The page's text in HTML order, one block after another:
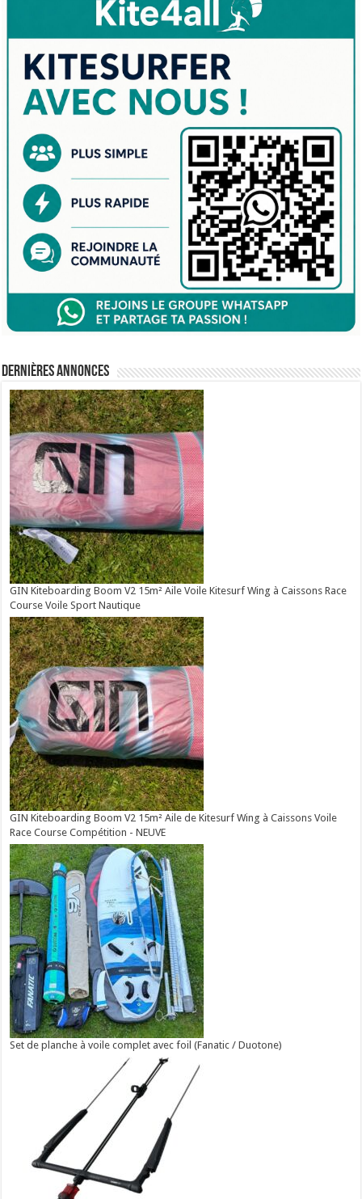
Dernières annonces
GIN Kiteboarding Boom V2 15m² Aile Voile Kitesurf Wing à Caissons Race
Course Voile Sport Nautique
GIN Kiteboarding Boom V2 15m² Aile de Kitesurf Wing à Caissons Voile
Race Course Compétition - NEUVE
Set de planche à voile complet avec foil (Fanatic / Duotone)